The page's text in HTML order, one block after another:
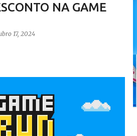
NA GAME
17, 2024